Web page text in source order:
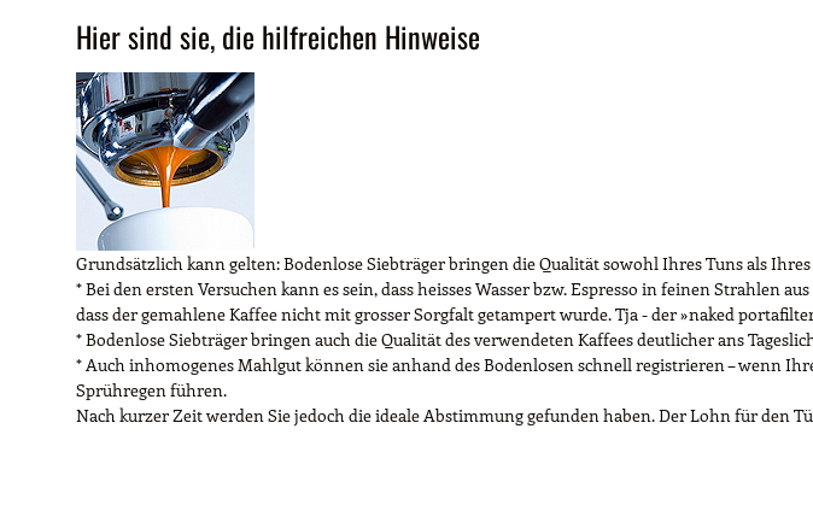
Hier sind sie, die hilfreichen Hinweise
Grundsätzlich kann gelten: Bodenlose Siebträger bringen die Qualität sowohl Ihres Tuns als
* Bei den ersten Versuchen kann es sein, dass heisses Wasser bzw. Espresso in feinen
dass der gemahlene Kaffee nicht mit grosser Sorgfalt getampert wurde. Tja - der »naked
* Bodenlose Siebträger bringen auch die Qualität des verwendeten Kaffees deutlicher ans
* Auch inhomogenes Mahlgut können sie anhand des Bodenlosen schnell registrieren – wenn
Sprühregen führen.
Nach kurzer Zeit werden Sie jedoch die ideale Abstimmung gefunden haben. Der Lohn für den